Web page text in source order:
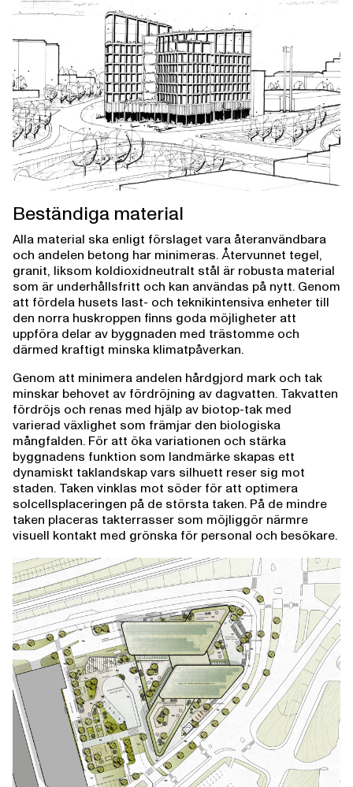
Beständiga material
Alla material ska enligt förslaget vara återanvändbara
och andelen betong har minimeras. Återvunnet tegel,
granit, liksom koldioxidneutralt stål är robusta material
som är underhållsfritt och kan användas på nytt. Genom
att fördela husets last- och teknikintensiva enheter till
den norra huskroppen finns goda möjligheter att
uppföra delar av byggnaden med trästomme och
därmed kraftigt minska klimatpåverkan.
Genom att minimera andelen hårdgjord mark och tak
minskar behovet av fördröjning av dagvatten. Takvatten
fördröjs och renas med hjälp av biotop-tak med
varierad växlighet som främjar den biologiska
mångfalden. För att öka variationen och stärka
byggnadens funktion som landmärke skapas ett
dynamiskt taklandskap vars silhuett reser sig mot
staden. Taken vinklas mot söder för att optimera
solcellsplaceringen på de största taken. På de mindre
taken placeras takterrasser som möjliggör närmre
visuell kontakt med grönska för personal och besökare.